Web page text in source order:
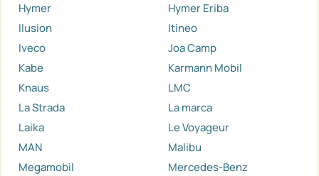
Hymer
Hymer Eriba
Ilusion
Itineo
Iveco
Joa Camp
Kabe
Karmann Mobil
Knaus
LMC
La Strada
La marca
Laika
Le Voyageur
MAN
Malibu
Megamobil
Mercedes-Benz